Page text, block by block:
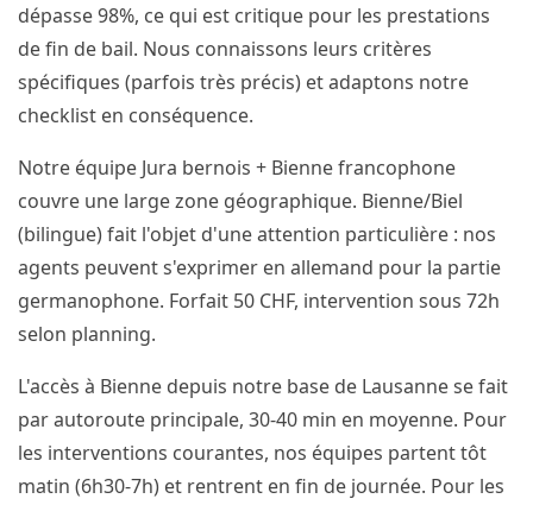
dépasse 98%, ce qui est critique pour les prestations
de fin de bail. Nous connaissons leurs critères
spécifiques (parfois très précis) et adaptons notre
checklist en conséquence.
Notre équipe Jura bernois + Bienne francophone
couvre une large zone géographique. Bienne/Biel
(bilingue) fait l'objet d'une attention particulière : nos
agents peuvent s'exprimer en allemand pour la partie
germanophone. Forfait 50 CHF, intervention sous 72h
selon planning.
L'accès à Bienne depuis notre base de Lausanne se fait
par autoroute principale, 30-40 min en moyenne. Pour
les interventions courantes, nos équipes partent tôt
matin (6h30-7h) et rentrent en fin de journée. Pour les